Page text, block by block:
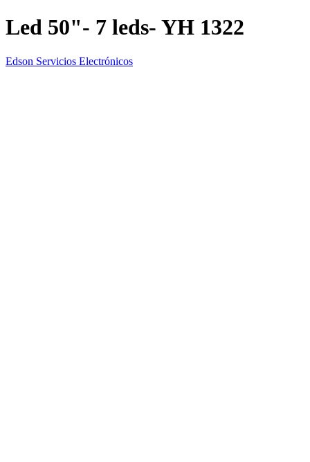
Led 50"- 7 leds- YH 1322
Edson Servicios Electrónicos